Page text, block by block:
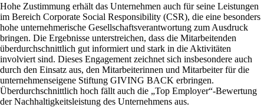
Hohe Zustimmung erhält das Unternehmen auch für seine Leistungen
im Bereich Corporate Social Responsibility (CSR), die eine besonders
hohe unternehmerische Gesellschaftsverantwortung zum Ausdruck
bringen. Die Ergebnisse unterstreichen, dass die Mitarbeitenden
überdurchschnittlich gut informiert und stark in die Aktivitäten
involviert sind. Dieses Engagement zeichnet sich insbesondere auch
durch den Einsatz aus, den Mitarbeiterinnen und Mitarbeiter für die
unternehmenseigene Stiftung GIVING BACK erbringen.
Überdurchschnittlich hoch fällt auch die „Top Employer“-Bewertung
der Nachhaltigkeitsleistung des Unternehmens aus.